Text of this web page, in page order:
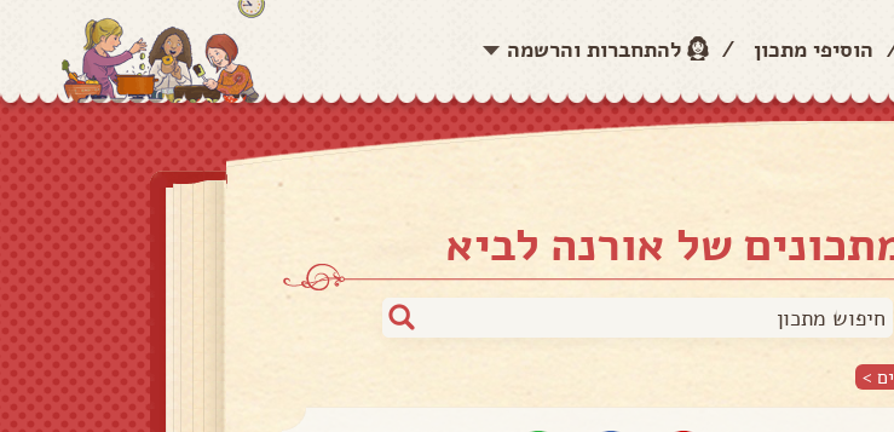
הוסיפי מתכון / להתחברות והרשמה
של אורנה לביא
>